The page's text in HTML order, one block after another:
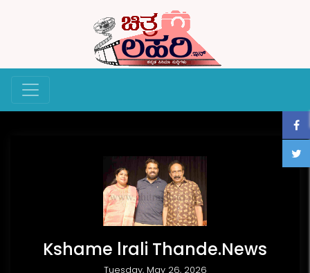
Kshame lrali Thande.News
Tuesday, May 26, 2026